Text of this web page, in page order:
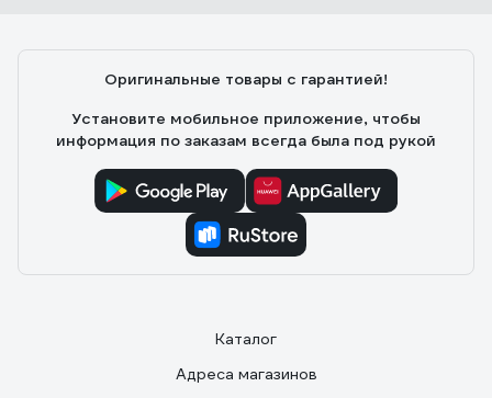
Михаил Сергеевич У. 04.01.2023
Отличное качество, долгий срок службы, приемлемая
ответственный производитель, т.к. брака совсем нет.
Приятный, тёплый, очень мягкий свет. Эти лампы не
боятся низких температур.
Оригинальные товары с гарантией!
Установите мобильное приложение, чтобы
информация по заказам всегда была под рукой
Каталог
Адреса магазинов